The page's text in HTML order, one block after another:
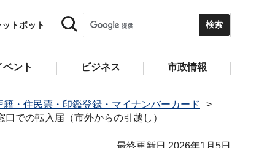
トボット
ント ビジネス 市政情報
籍・住民票・印鑑登録・マイナンバーカード
口での転入届（市外からの引越し）
最終更新日 2026年1月5日